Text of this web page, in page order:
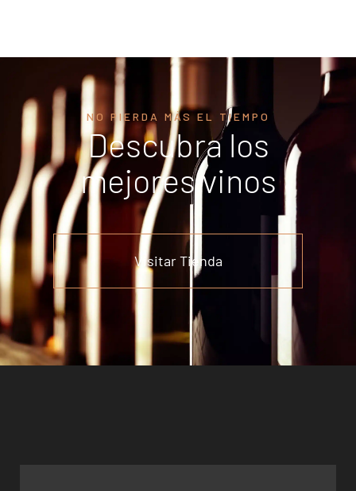
NO PIERDA MÁS EL TIEMPO
Descubra los
mejores vinos
Visitar Tienda